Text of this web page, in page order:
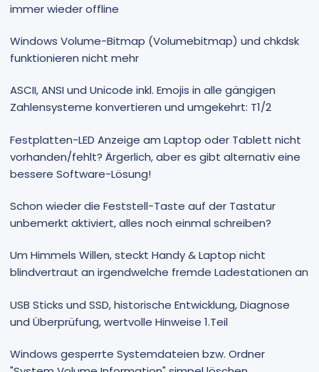
immer wieder offline
Windows Volume-Bitmap (Volumebitmap) und chkdsk
funktionieren nicht mehr
ASCII, ANSI und Unicode inkl. Emojis in alle gängigen
Zahlensysteme konvertieren und umgekehrt: T1/2
Festplatten-LED Anzeige am Laptop oder Tablett nicht
vorhanden/fehlt? Ärgerlich, aber es gibt alternativ eine
bessere Software-Lösung!
Schon wieder die Feststell-Taste auf der Tastatur
unbemerkt aktiviert, alles noch einmal schreiben?
Um Himmels Willen, steckt Handy & Laptop nicht
blindvertraut an irgendwelche fremde Ladestationen an
USB Sticks und SSD, historische Entwicklung, Diagnose
und Überprüfung, wertvolle Hinweise 1.Teil
Windows gesperrte Systemdateien bzw. Ordner